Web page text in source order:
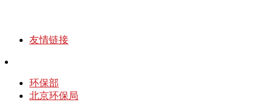
友情链接
环保部
北京环保局